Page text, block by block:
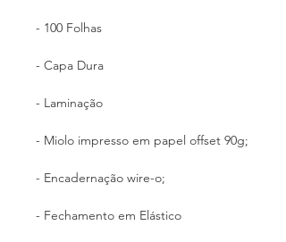
- 100 Folhas
- Capa Dura
- Laminação
- Miolo impresso em papel offset 90g;
- Encadernação wire-o;
- Fechamento em Elástico